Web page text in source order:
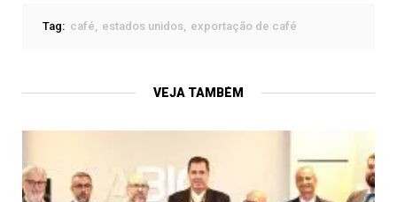
Tag: café estados unidos exportação de café
VEJA TAMBÉM